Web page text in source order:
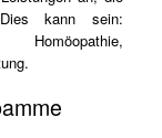
kann sein: